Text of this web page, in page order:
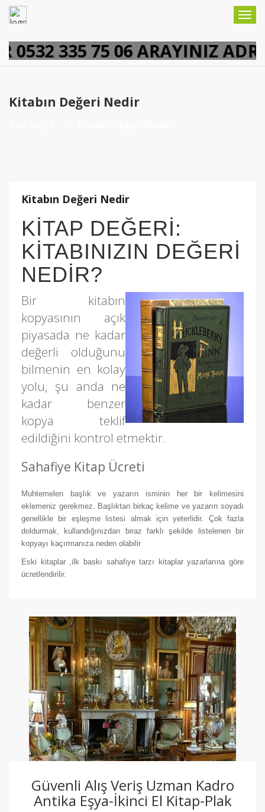
335 75 06 ARAYINIZ
Kitabın Değeri Nedir
Kitabın Değeri Nedir
KİTAP DEĞERİ:
KİTABINIZIN DEĞERİ
NEDİR?
Bir kitabın
kopyasının açık
piyasada ne kadar
değerli olduğunu
bilmenin en kolay
yolu, şu anda ne
kadar benzer
kopya teklif
edildiğini kontrol etmektir.
Sahafiye Kitap Ücreti
Muhtemelen başlık ve yazarın isminin her bir kelimesini
eklemeniz gerekmez. Başlıktan birkaç kelime ve yazarın soyadı
genellikle bir eşleşme listesi almak için yeterlidir. Çok fazla
doldurmak, kullandığınızdan biraz farklı şekilde listelenen bir
kopyayı kaçırmanıza neden olabilir
Eski kitaplar ,ilk baskı sahafiye tarzı kitaplar yazarlarına göre
ücretlendirilir.
Güvenli Alış Veriş Uzman Kadro
Antika Eşya-İkinci El Kitap-Plak